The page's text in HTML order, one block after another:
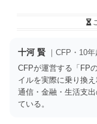
十河 賢 ｜CFP・10
CFPが運営する「FP
イルを実際に乗り換
通信・金融・生活支
ている。